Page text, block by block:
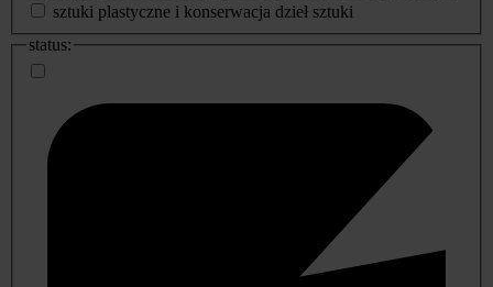
sztuki plastyczne i konserwacja dzieł sztuki
status: